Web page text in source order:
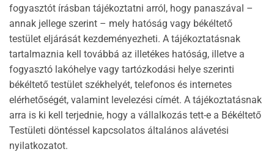
fogyasztót írásban tájékoztatni arról, hogy panaszával –
annak jellege szerint – mely hatóság vagy békéltető
testület eljárását kezdeményezheti. A tájékoztatásnak
tartalmaznia kell továbbá az illetékes hatóság, illetve a
fogyasztó lakóhelye vagy tartózkodási helye szerinti
békéltető testület székhelyét, telefonos és internetes
elérhetőségét, valamint levelezési címét. A tájékoztatásnak
arra is ki kell terjednie, hogy a vállalkozás tett-e a Békéltető
Testületi döntéssel kapcsolatos általános alávetési
nyilatkozatot.